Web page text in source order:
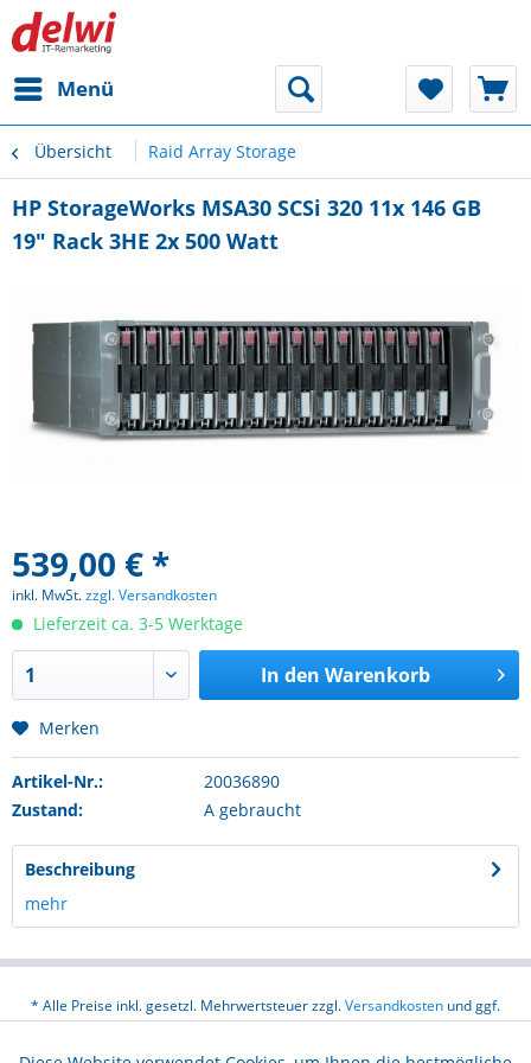
Menü
Übersicht Raid Array Storage
HP StorageWorks MSA30 SCSi 320 11x 146 GB
19" Rack 3HE 2x 500 Watt
539,00 € *
inkl. MwSt.zzgl. Versandkosten
Lieferzeit ca. 3-5 Werktage
In den Warenkorb
Merken
Artikel-Nr.:
20036890
Zustand:
A gebraucht
Beschreibung
mehr
* Alle Preise inkl. gesetzl. Mehrwertsteuer zzgl.Versandkosten und ggf.